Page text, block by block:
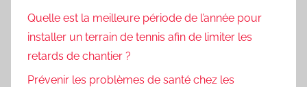
Quelle est la meilleure période de l’année pour
installer un terrain de tennis afin de limiter les
retards de chantier ?
Prévenir les problèmes de santé chez les